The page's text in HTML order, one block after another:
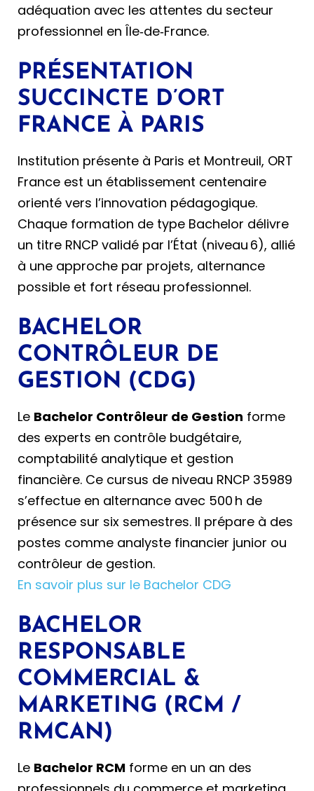
adéquation avec les attentes du secteur
professionnel en Île‑de‑France.
PRÉSENTATION
SUCCINCTE D’ORT
FRANCE À PARIS
Institution présente à Paris et Montreuil, ORT
France est un établissement centenaire
orienté vers l’innovation pédagogique.
Chaque formation de type Bachelor délivre
un titre RNCP validé par l’État (niveau 6), allié
à une approche par projets, alternance
possible et fort réseau professionnel.
BACHELOR
CONTRÔLEUR DE
GESTION (CDG)
Le Bachelor Contrôleur de Gestion forme
des experts en contrôle budgétaire,
comptabilité analytique et gestion
financière. Ce cursus de niveau RNCP 35989
s’effectue en alternance avec 500 h de
présence sur six semestres. Il prépare à des
postes comme analyste financier junior ou
contrôleur de gestion.
En savoir plus sur le Bachelor CDG
BACHELOR
RESPONSABLE
COMMERCIAL &
MARKETING (RCM /
RMCAN)
Le Bachelor RCM forme en un an des